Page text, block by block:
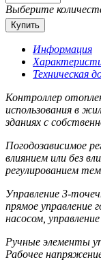
Выберите
Информация
Техническая
Контроллер
использования в
зданиях с
Погодозависимое
влиянием или без
регулированием
Управление 3-
прямое управление
насосом,
Ручные элементы
Рабочее